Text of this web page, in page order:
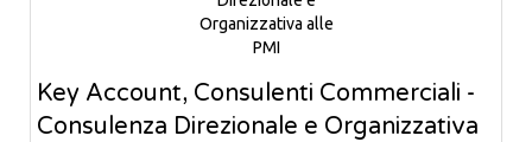
Key Account, Consulenti Commerciali -
Consulenza Direzionale e Organizzativa